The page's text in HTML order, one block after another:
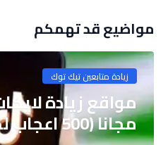
مواضيع قد تهمكم
زيادة متابعين تيك توك
مواقع زيادة
مجانا (500 اعجاب لكل فيديو)